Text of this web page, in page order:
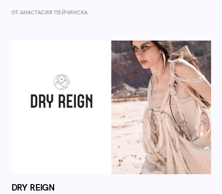
ОТ AНАСТАСИЯ ПЕЙЧИНСКА
DRY REIGN